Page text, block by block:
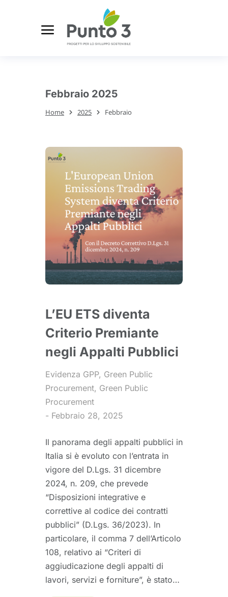
Febbraio 2025
Tu sei qui:
Home 2025 Febbraio
L’EU ETS diventa
Criterio Premiante
negli Appalti Pubblici
Evidenza GPP, Green Public
Procurement, Green Public
Procurement
Febbraio 28, 2025
Il panorama degli appalti pubblici in
Italia si è evoluto con l’entrata in
vigore del D.Lgs. 31 dicembre
2024, n. 209, che prevede
“Disposizioni integrative e
correttive al codice dei contratti
pubblici” (D.Lgs. 36/2023). In
particolare, il comma 7 dell’Articolo
108, relativo ai “Criteri di
aggiudicazione degli appalti di
lavori, servizi e forniture”, è stato…